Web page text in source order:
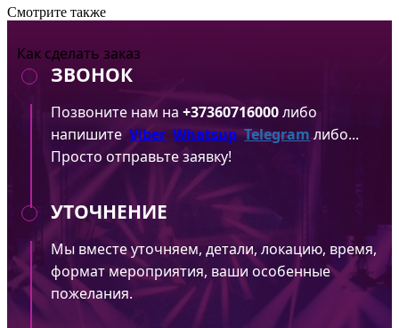
Смотрите также
Как сделать заказ
ЗВОНОК
Позвоните нам на+37360716000либо
напишите Viber Whatsup Telegram либо...
Просто отправьте заявку!
УТОЧНЕНИЕ
Мы вместе уточняем, детали, локацию, время,
формат мероприятия, ваши особенные
пожелания.